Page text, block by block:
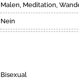
Malen, Meditation,
Nein
Bisexual